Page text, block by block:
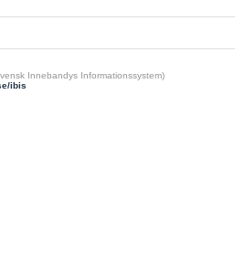
Innebandys Informationssystem)
ibis